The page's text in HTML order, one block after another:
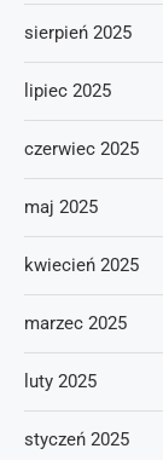
sierpień 2025
lipiec 2025
czerwiec 2025
maj 2025
kwiecień 2025
marzec 2025
luty 2025
styczeń 2025